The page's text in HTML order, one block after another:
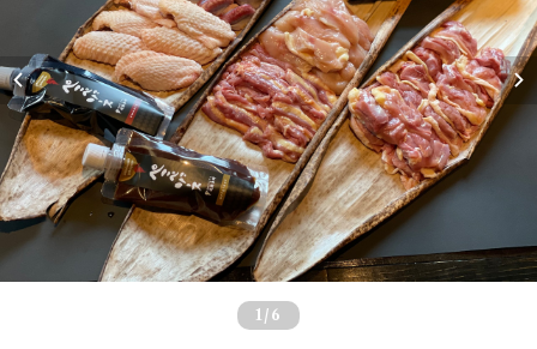
1 /6